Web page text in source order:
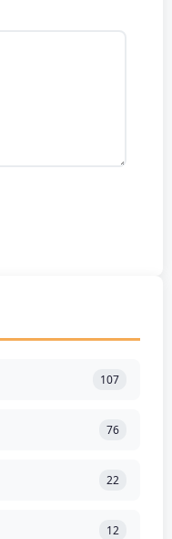
107
76
22
12